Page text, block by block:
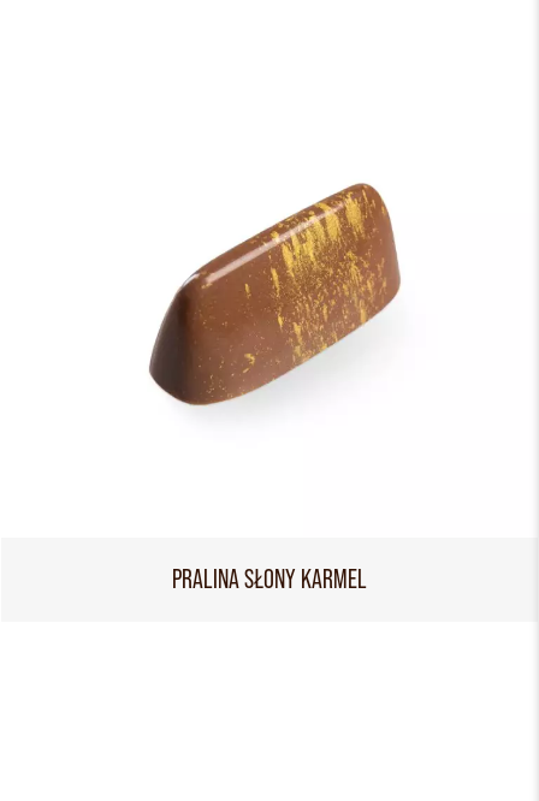
PRALINA SŁONY KARMEL